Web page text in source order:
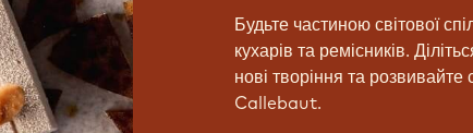
Будьте частиною світової
кухарів та ремісників.
нові творіння та розвивайте
Callebaut.